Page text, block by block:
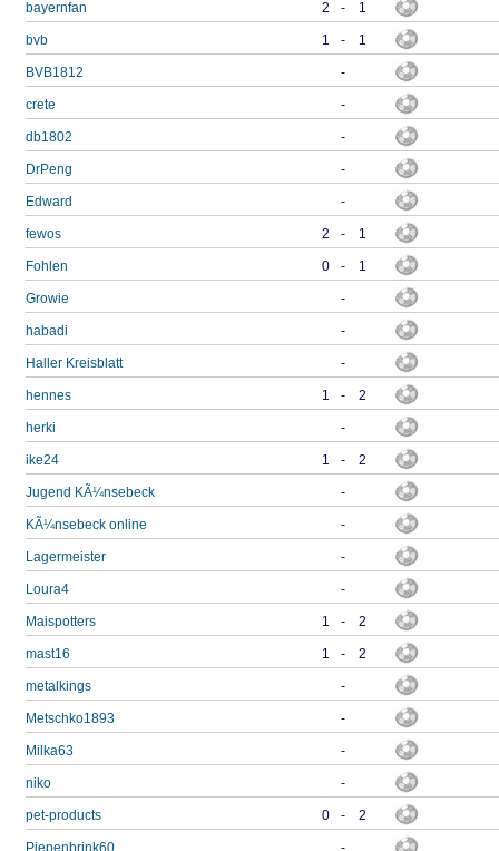
bayernfan 2 - 1
bvb 1 - 1
BVB1812 -
crete -
db1802 -
DrPeng -
Edward -
fewos 2 - 1
Fohlen 0 - 1
Growie -
habadi -
Haller Kreisblatt -
hennes 1 - 2
herki -
ike24 1 - 2
Jugend KÃ¼nsebeck -
KÃ¼nsebeck online -
Lagermeister -
Loura4 -
Maispotters 1 - 2
mast16 1 - 2
metalkings -
Metschko1893 -
Milka63 -
niko -
pet-products 0 - 2
Piepenbrink60 -